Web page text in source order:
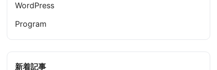
WordPress
Program
新着記事